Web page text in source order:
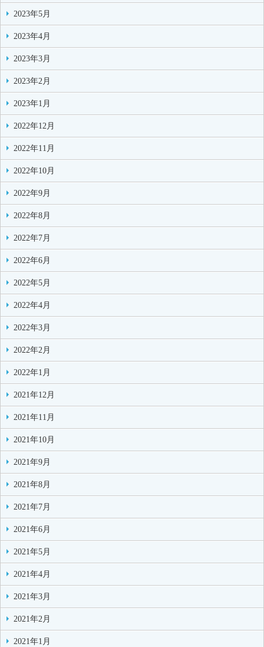
2023年5月
2023年4月
2023年3月
2023年2月
2023年1月
2022年12月
2022年11月
2022年10月
2022年9月
2022年8月
2022年7月
2022年6月
2022年5月
2022年4月
2022年3月
2022年2月
2022年1月
2021年12月
2021年11月
2021年10月
2021年9月
2021年8月
2021年7月
2021年6月
2021年5月
2021年4月
2021年3月
2021年2月
2021年1月